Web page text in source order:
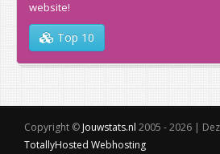
website!
Top 10
Copyright © Jouwstats.nl 2005 - 2026 |
TotallyHosted Webhosting